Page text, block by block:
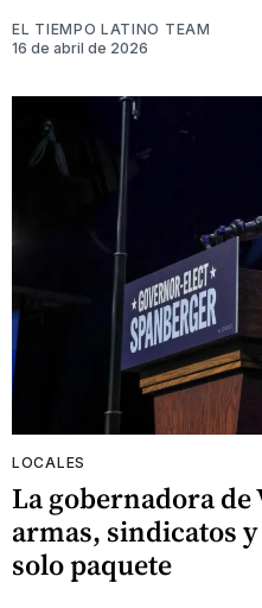
EL TIEMPO LATINO TEAM
16 de abril de 2026
LOCALES
La gobernadora
armas, sindicatos
solo paquete